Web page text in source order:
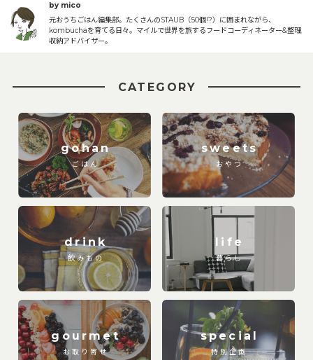
by mico
元おうちごはん編集部。たくさんのSTAUB（50個!?）に囲まれながら、
kombuchaを育てる日々。マイルで世界を旅するフードコーディネーター&整理
収納アドバイザー。
CATEGORY
gohan
ごはん
sweets
おやつ
drink
飲みもの
life
暮らし
gourmet
お取り寄せ
special
特別企画